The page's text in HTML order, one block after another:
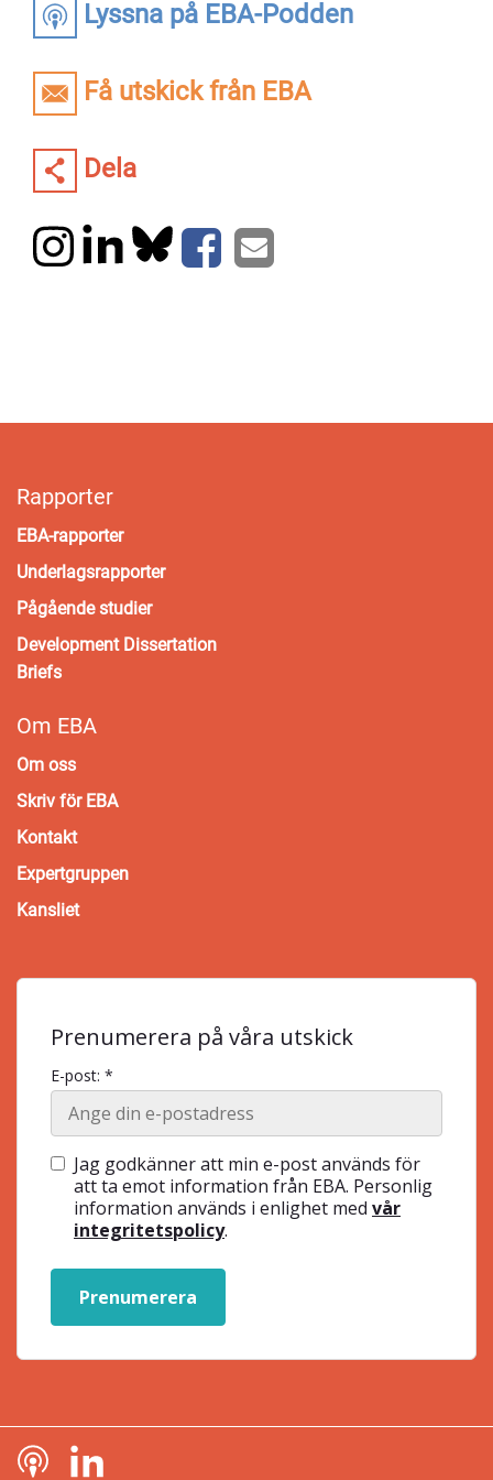
Lyssna på EBA-Podden
Få utskick från EBA
Dela
Rapporter
EBA-rapporter
Underlagsrapporter
Pågående studier
Development Dissertation
Briefs
Om EBA
Om oss
Skriv för EBA
Kontakt
Expertgruppen
Kansliet
Prenumerera på våra utskick
E-post: *
Jag godkänner att min e-post används för
att ta emot information från EBA. Personlig
information används i enlighet med vår
integritetspolicy.
Prenumerera